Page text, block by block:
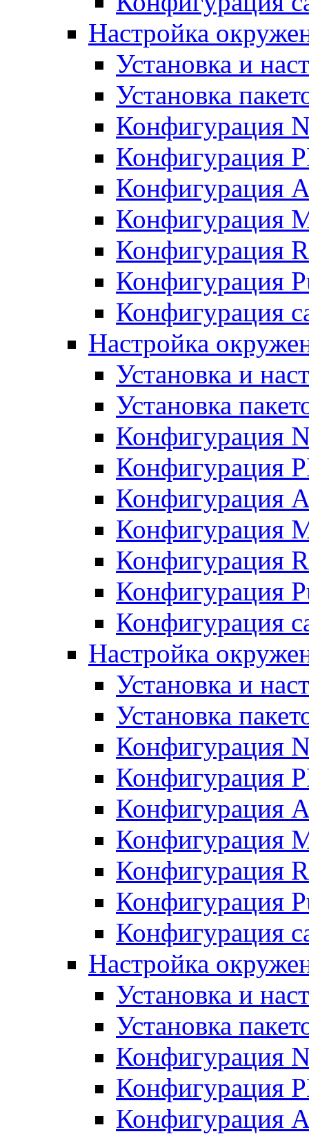
Настройка
Установка и
Установка
Конфигурация
Конфигурация
Конфигурация
Конфигурация
Конфигурация
Конфигурация
Конфигурация
Настройка
Установка и
Установка
Конфигурация
Конфигурация
Конфигурация
Конфигурация
Конфигурация
Конфигурация
Конфигурация
Настройка
Установка и
Установка
Конфигурация
Конфигурация
Конфигурация
Конфигурация
Конфигурация
Конфигурация
Конфигурация
Настройка
Установка и
Установка
Конфигурация
Конфигурация
Конфигурация